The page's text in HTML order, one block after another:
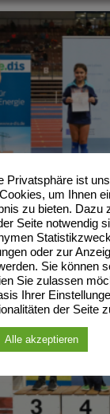
Privatsphäre ist
um Ihnen
zu bieten. Dazu
Seite notwendig
oder zur
Sie können
Sie zulassen
Ihrer
der Seite
Alle akzeptieren